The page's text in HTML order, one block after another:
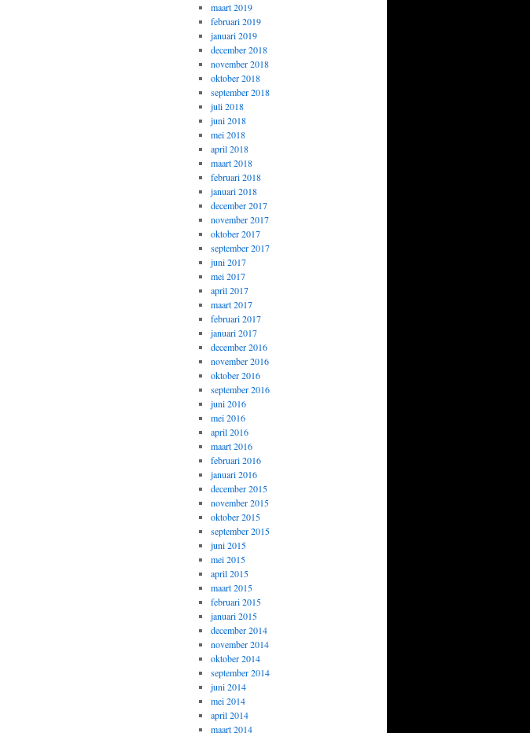
maart 2019
februari 2019
januari 2019
december 2018
november 2018
oktober 2018
september 2018
juli 2018
juni 2018
mei 2018
april 2018
maart 2018
februari 2018
januari 2018
december 2017
november 2017
oktober 2017
september 2017
juni 2017
mei 2017
april 2017
maart 2017
februari 2017
januari 2017
december 2016
november 2016
oktober 2016
september 2016
juni 2016
mei 2016
april 2016
maart 2016
februari 2016
januari 2016
december 2015
november 2015
oktober 2015
september 2015
juni 2015
mei 2015
april 2015
maart 2015
februari 2015
januari 2015
december 2014
november 2014
oktober 2014
september 2014
juni 2014
mei 2014
april 2014
maart 2014